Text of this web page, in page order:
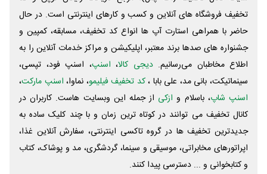
میلیون تا 50 میلیون تومان پس از پیش بینی به حساب
افرادی که درست حدس زده اند، واریز خواهد شد.
تخفیف فروشگاه های آنلاین و کسب و‌ کارهای اینترنتی است. در حال
حاضر با همراهی استارت آپ ها انواع کد تخفیف، مسابقه، کمپین و
جشنواره های صدها برند معتبر، اپلیکیشن و مراکز خدمات آنلاین را به
اطلاع مخاطبان می‌رسانیم. دیجی کالا، اسنپ، اسنپ فود، تپسی،
سینماتیکت، بانی مد، علی‌ بابا ،کد تخفیف فیلیمو، نماوا، اسنپ مارکت،
اسنپ شاپ، باسلام و ازکی از جمله این وبسایت ‌هاست. کاربران در
کانال تخفیف می توانند در کوتاه ترین زمان و با چند کلیک ساده به
جدیدترین تخفیف ها در گروه تاکسی اینترنتی، سفارش آنلاین غذا،
اپراتورهای مخابراتی، موسیقی و سینما، گردشگری، مد و پوشاک، کتاب
و کتابخوانی و ... دسترسی پیدا کنند.